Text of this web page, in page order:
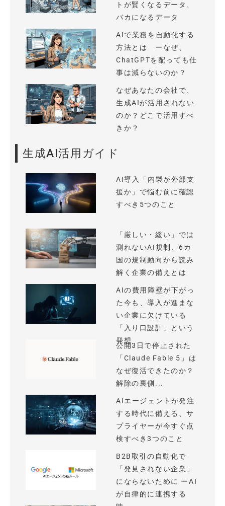
トが賢くなるデータ、
バカになるデータ
AIで業務を自動化する
方法とは ーなぜ、
ChatGPTを配っても仕
事は減らないのか？
なぜあなたの会社で、
生成AIが活用されない
のか？どこで活用すべ
きか？
生成AI活用ガイド
AI導入「内製か外部支
援か」で悩む前に確認
すべき5つのこと
「厳しい・緩い」では
測れないAI規制、6カ
国の規制動向から読み
解く企業の備えとは
AIの費用障壁が下がっ
た今も、導入が進まな
い企業に欠けている
「入り口設計」という
発想
公開3日で停止された
「Claude Fable 5」は
なぜ復活できたのか？
解除の裏側...
AIエージェントが発注
する時代に備える、サ
プライヤーが今すぐ点
検すべき3つのこと
B2B取引の自動化で
「発見されない企業」
にならないために ーAI
が自律的に連携する